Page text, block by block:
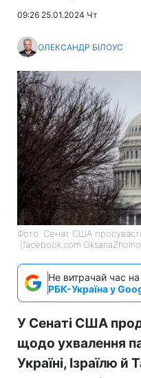
09:26 25.01.2024 Чт
ОЛЕКСАНДР БІЛОУС
Фото: Сенат США
Не витрачай час
РБК-Україна у
У Сенаті США
щодо ухвалення
Україні, Ізраїлю